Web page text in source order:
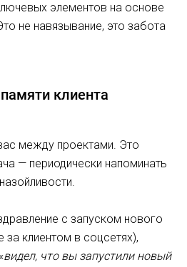
элементов на основе
не навязывание, это забота
клиента
между проектами. Это
— периодически напоминать
с запуском нового
за клиентом в соцсетях),
видел, что вы запустили новый